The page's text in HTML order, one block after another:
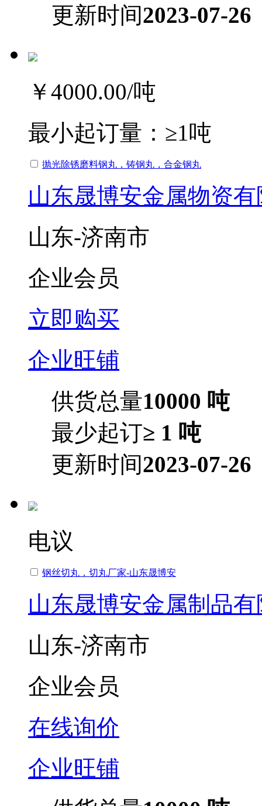
更新时间2023-07-26
￥4000.00/吨
最小起订量： ≥1吨
抛光除锈磨料钢丸，铸钢丸，合金钢丸
山东晟博安金属物资
山东-济南市
企业会员
立即购买
企业旺铺
供货总量10000 吨
最少起订≥ 1 吨
更新时间2023-07-26
电议
钢丝切丸，切丸厂家-山东晟博安
山东晟博安金属制品
山东-济南市
企业会员
在线询价
企业旺铺